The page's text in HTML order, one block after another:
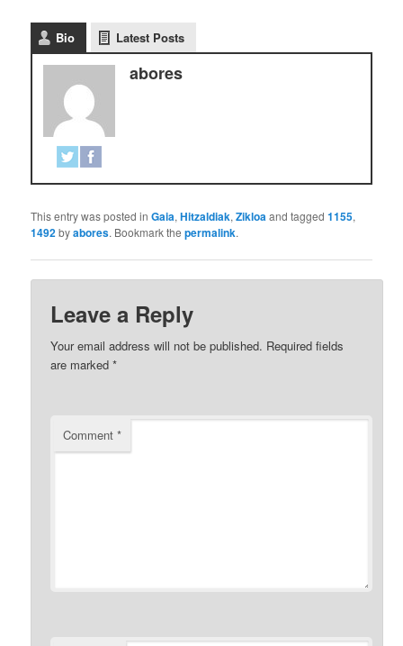
Bio Latest Posts
abores
This entry was posted inGaia,Hitzaldiak,Zikloaand tagged1155,
1492byabores. Bookmark thepermalink.
Leave a Reply
Your email address will not be published. Required fields
are marked*
Comment*